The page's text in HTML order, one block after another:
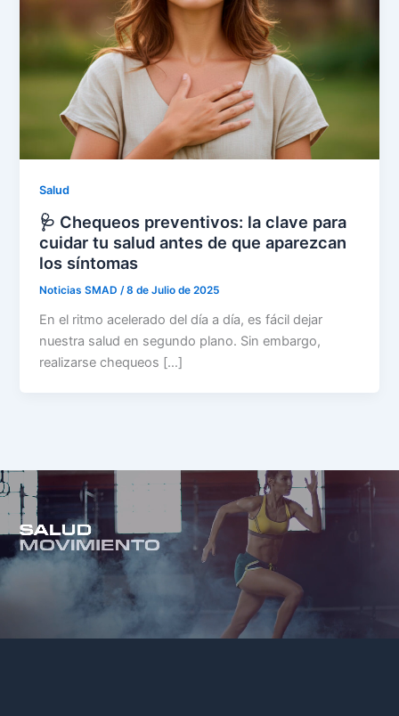
Salud
🩺 Chequeos preventivos: la clave para
cuidar tu salud antes de que aparezcan
los síntomas
Noticias SMAD/8 de Julio de 2025
En el ritmo acelerado del día a día, es fácil dejar
nuestra salud en segundo plano. Sin embargo,
realizarse chequeos […]